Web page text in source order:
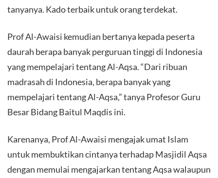
tanyanya. Kado terbaik untuk orang terdekat.
Prof Al-Awaisi kemudian bertanya kepada peserta
daurah berapa banyak perguruan tinggi di Indonesia
yang mempelajari tentang Al-Aqsa. “Dari ribuan
madrasah di Indonesia, berapa banyak yang
mempelajari tentang Al-Aqsa,” tanya Profesor Guru
Besar Bidang Baitul Maqdis ini.
Karenanya, Prof Al-Awaisi mengajak umat Islam
untuk membuktikan cintanya terhadap Masjidil Aqsa
dengan memulai mengajarkan tentang Aqsa walaupun